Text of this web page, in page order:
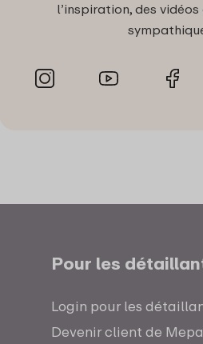
l’inspiration, des
Pour les
Login pour les
Devenir client de